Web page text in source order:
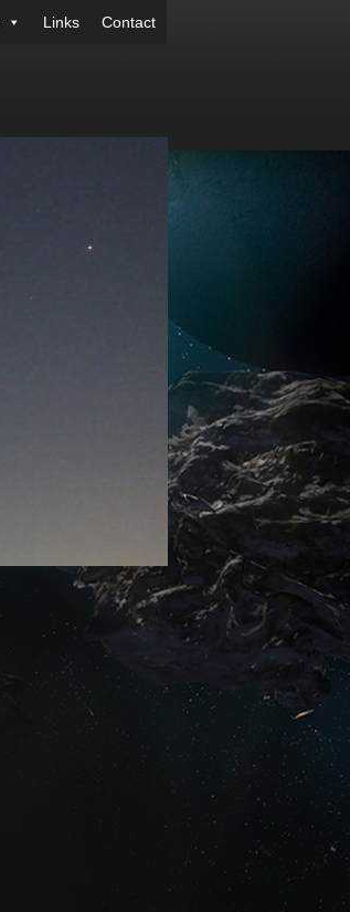
Links Contact